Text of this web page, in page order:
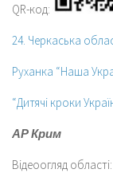
QR-код:
24. Черкаська
Руханка “Наша
“Дитячі кроки
АР Крим
Відеоогляд області: